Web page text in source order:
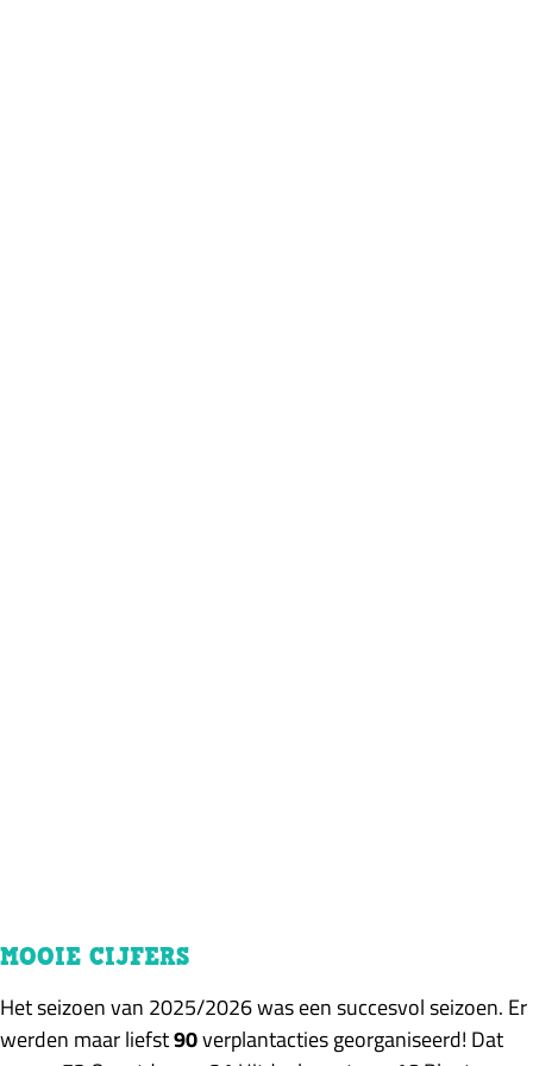
MOOIE CIJFERS
Het seizoen van 2025/2026 was een succesvol seizoen. Er
werden maar liefst90verplantacties georganiseerd! Dat